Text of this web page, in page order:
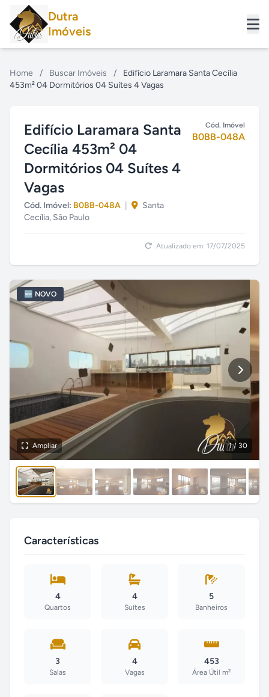
Dutra
Imóveis
Home / Buscar Imóveis /
Edifício Laramara Santa Cecília
453m² 04 Dormitórios 04 Suítes 4 Vagas
Edifício Laramara Santa
Cecília 453m² 04
Dormitórios 04 Suítes 4
Vagas
Cód. Imóvel: B0BB-048A
Santa
Cecília, São Paulo
Cód. Imóvel
B0BB-048A
Atualizado em: 17/07/2025
1/ 30
🆕 NOVO
Ampliar
Características
4
Quartos
4
Suítes
5
Banheiros
3
Salas
4
Vagas
453
Área Útil m²